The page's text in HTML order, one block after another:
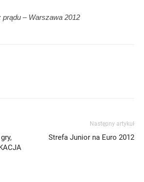
prądu – Warszawa 2012
Następny artykuł
Strefa Junior na Euro 2012